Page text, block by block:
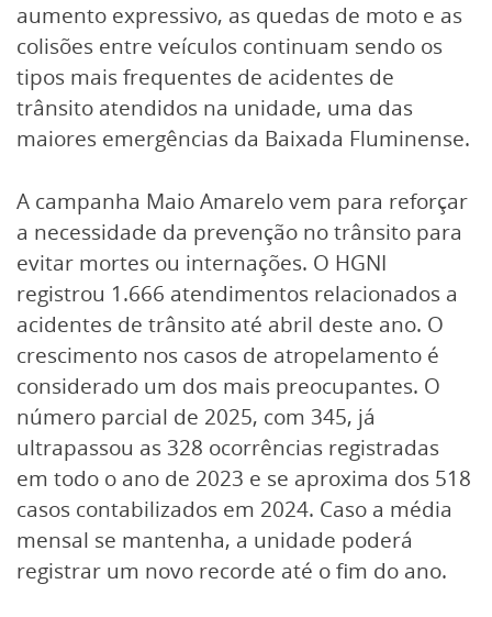
aumento expressivo, as quedas de moto e as
colisões entre veículos continuam sendo os
tipos mais frequentes de acidentes de
trânsito atendidos na unidade, uma das
maiores emergências da Baixada Fluminense.
A campanha Maio Amarelo vem para reforçar
a necessidade da prevenção no trânsito para
evitar mortes ou internações. O HGNI
registrou 1.666 atendimentos relacionados a
acidentes de trânsito até abril deste ano. O
crescimento nos casos de atropelamento é
considerado um dos mais preocupantes. O
número parcial de 2025, com 345, já
ultrapassou as 328 ocorrências registradas
em todo o ano de 2023 e se aproxima dos 518
casos contabilizados em 2024. Caso a média
mensal se mantenha, a unidade poderá
registrar um novo recorde até o fim do ano.